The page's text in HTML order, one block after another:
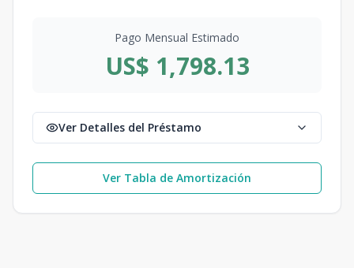
Pago Mensual Estimado
US$ 1,798.13
Ver Detalles del Préstamo
Ver Tabla de Amortización